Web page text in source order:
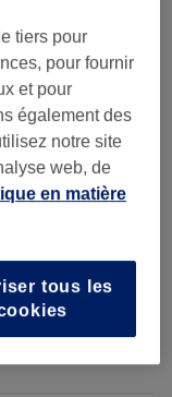
à partir de 62 €
à partir de 47 €
tiers pour
pour fournir
et pour
également des
notre site
web, de
en matière
tous les